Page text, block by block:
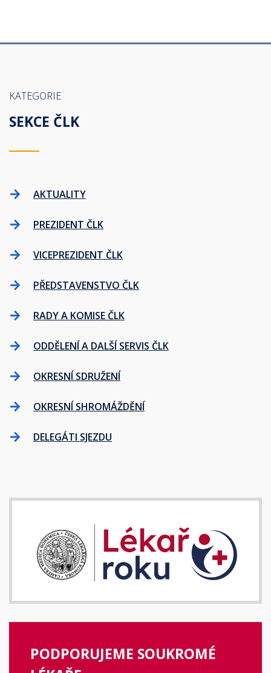
KATEGORIE
SEKCE ČLK
AKTUALITY
PREZIDENT ČLK
VICEPREZIDENT ČLK
PŘEDSTAVENSTVO ČLK
RADY A KOMISE ČLK
ODDĚLENÍ A DALŠÍ SERVIS ČLK
OKRESNÍ SDRUŽENÍ
OKRESNÍ SHROMÁŽDĚNÍ
DELEGÁTI SJEZDU
PODPORUJEME SOUKROMÉ